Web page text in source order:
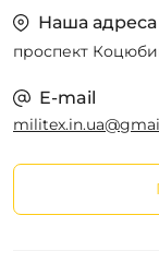
Наша адреса
проспект
E-mail